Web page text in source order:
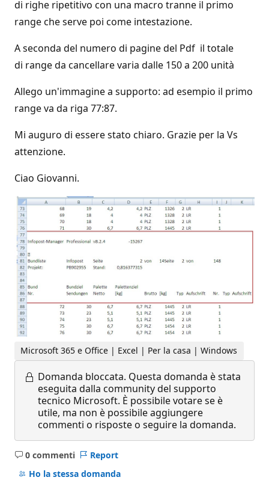
di righe ripetitivo con una macro tranne il primo
range che serve poi come intestazione.
A seconda del numero di pagine del Pdf il totale
di range da cancellare varia dalle 150 a 200 unità
Allego un'immagine a supporto: ad esempio il primo
range va da riga 77:87.
Mi auguro di essere stato chiaro. Grazie per la Vs
attenzione.
Ciao Giovanni.
Microsoft 365 e Office | Excel | Per la casa | Windows
Domanda bloccata. Questa domanda è stata
eseguita dalla community del supporto
tecnico Microsoft. È possibile votare se è
utile, ma non è possibile aggiungere
commenti o risposte o seguire la domanda.
0 commenti
Nessun
commento
Report
Ho la stessa domanda